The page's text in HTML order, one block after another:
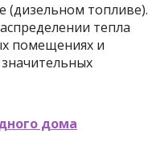
(дизельном топливе).
тепла
помещениях и
дома